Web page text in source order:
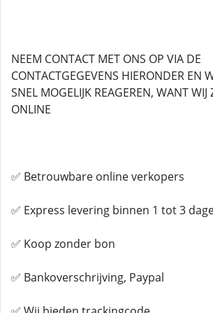
NEEM CONTACT MET ONS OP VIA DE
CONTACTGEGEVENS HIERONDER EN
SNEL MOGELIJK REAGEREN, WANT WIJ
ONLINE
✅ Betrouwbare online verkopers
✅ Express levering binnen 1 tot 3
✅ Koop zonder bon
✅ Bankoverschrijving, Paypal